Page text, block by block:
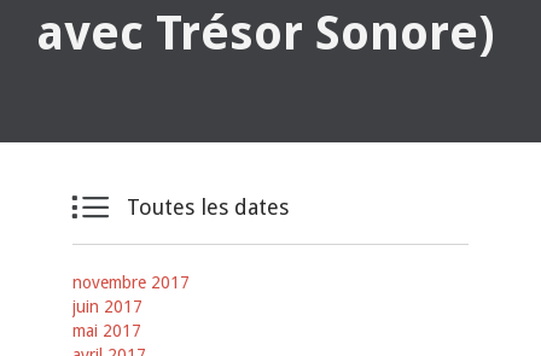
avec Trésor Sonore)
 Toutes les dates
novembre 2017
juin 2017
mai 2017